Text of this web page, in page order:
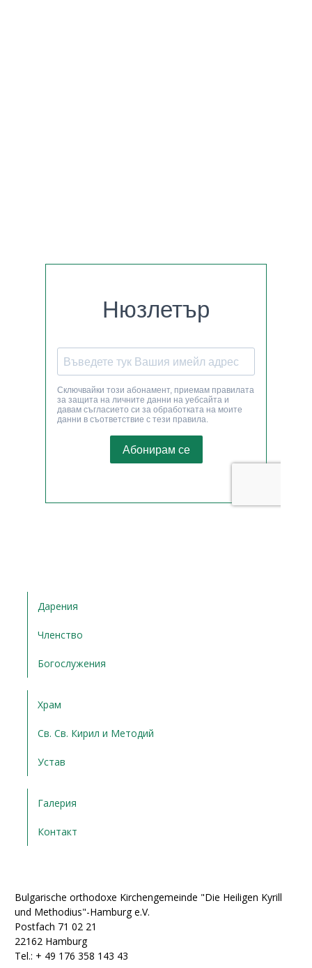
Дарения
Членство
Богослужения
Храм
Св. Св. Кирил и Методий
Устав
Галерия
Контакт
Bulgarische orthodoxe Kirchengemeinde "Die Heiligen Kyrill
und Methodius"-Hamburg e.V.
Postfach 71 02 21
22162 Hamburg
Tel.: + ‭49 176 358 143 43‬